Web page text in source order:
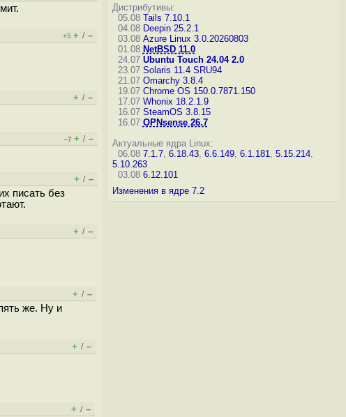
+5 + / –
+ / –
–7 + / –
+ / –
писать без
+ / –
+ / –
же. Ну и
+ / –
+ / –
Дистрибутивы:
05.08 Tails 7.10.1
04.08 Deepin 25.2.1
03.08 Azure Linux 3.0.20260803
01.08 NetBSD 11.0
24.07 Ubuntu Touch 24.04 2.0
23.07 Solaris 11.4 SRU94
21.07 Omarchy 3.8.4
19.07 Chrome OS 150.0.7871.150
17.07 Whonix 18.2.1.9
16.07 SteamOS 3.8.15
16.07 OPNsense 26.7
Актуальные ядра Linux:
06.08 7.1.7, 6.18.43, 6.6.149, 6.1.181, 5.15.214,
5.10.263
03.08 6.12.101
Изменения в ядре 7.2